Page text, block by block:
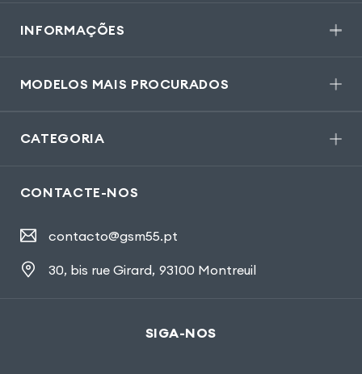
INFORMAÇÕES
MODELOS MAIS PROCURADOS
CATEGORIA
CONTACTE-NOS
contacto@gsm55.pt
30, bis rue Girard, 93100 Montreuil
SIGA-NOS